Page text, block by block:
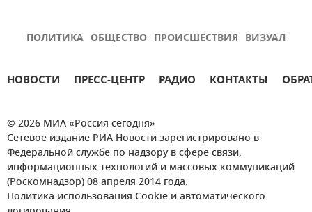
ПОЛИТИКА ОБЩЕСТВО ПРОИСШЕСТВИЯ ВИЗУАЛ
НОВОСТИ ПРЕСС-ЦЕНТР РАДИО КОНТАКТЫ
© 2026 МИА «Россия сегодня»
Сетевое издание РИА Новости зарегистрировано в
Федеральной службе по надзору в сфере связи,
информационных технологий и массовых коммуникаций
(Роскомнадзор) 08 апреля 2014 года.
Политика использования Cookie и автоматического